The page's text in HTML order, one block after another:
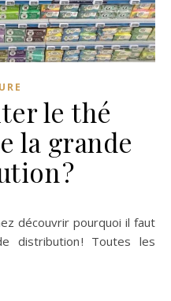
le thé
la grande
?
distribution ! Toutes les